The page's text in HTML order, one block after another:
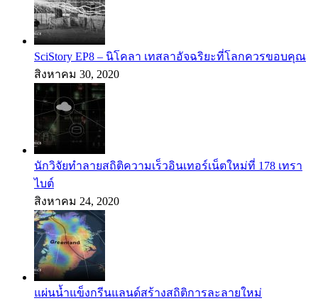
SciStory EP8 – นิโคลา เทสลาอัจฉริยะที่โลกควรขอบคุณ
สิงหาคม 30, 2020
นักวิจัยทำลายสถิติความเร็วอินเทอร์เน็ตใหม่ที่ 178 เทรา
ไบต์
สิงหาคม 24, 2020
แผ่นน้ำแข็งกรีนแลนด์สร้างสถิติการละลายใหม่